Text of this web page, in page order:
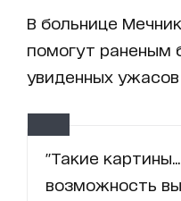
В больнице
помогут раненым
увиденных ужасов
"Такие
возможность